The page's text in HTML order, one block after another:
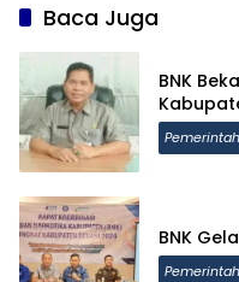
Baca Juga
BNK
BNK